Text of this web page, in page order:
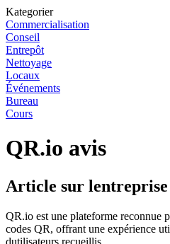
Kategorier
Commercialisation
Conseil
Entrepôt
Nettoyage
Locaux
Événements
Bureau
Cours
QR.io avis
Article sur
QR.io est une plateforme reconnue
codes QR, offrant une expérience
dutilisateurs recueillis.